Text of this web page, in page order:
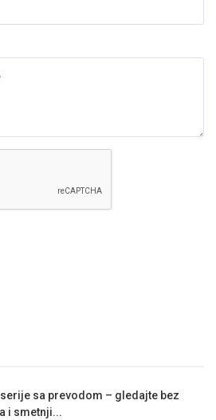
sa prevodom – gledajte bez
i smetnji...